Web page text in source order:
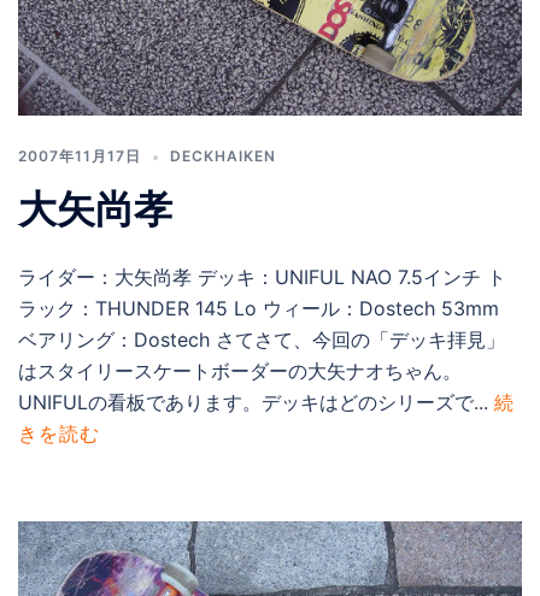
2007年11月17日 DECKHAIKEN
大矢尚孝
ライダー：大矢尚孝 デッキ：UNIFUL NAO 7.5インチ ト
ラック：THUNDER 145 Lo ウィール：Dostech 53mm
ベアリング：Dostech さてさて、今回の「デッキ拝見」
はスタイリースケートボーダーの大矢ナオちゃん。
UNIFULの看板であります。デッキはどのシリーズで... 続
きを読む